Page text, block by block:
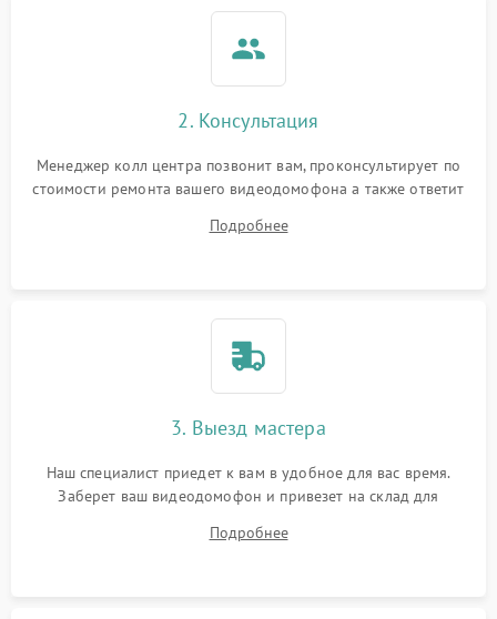
2. Консультация
Менеджер колл центра позвонит вам, проконсультирует по
стоимости ремонта вашего видеодомофона а также ответит
Подробнее
3. Выезд мастера
Наш специалист приедет к вам в удобное для вас время.
Заберет ваш видеодомофон и привезет на склад для
Подробнее